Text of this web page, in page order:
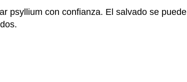
psyllium con confianza. El salvado se puede